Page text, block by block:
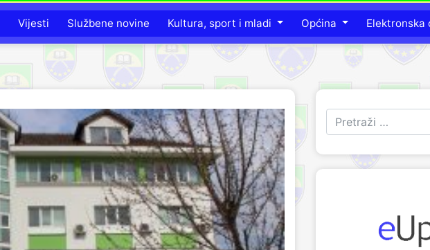
Vijesti Službene novine Kultura, sport i mladi Općina Elektronska